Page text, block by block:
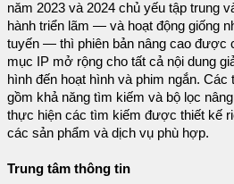
năm 2023 và 2024 chủ yếu tập trung
hành triển lãm — và hoạt động giống
tuyến — thì phiên bản nâng cao được
mục IP mở rộng cho tất cả nội dung
hình đến hoạt hình và phim ngắn.
gồm khả năng tìm kiếm và bộ lọc
thực hiện các tìm kiếm được thiết kế
các sản phẩm và dịch vụ phù hợp.
Trung tâm thông tin